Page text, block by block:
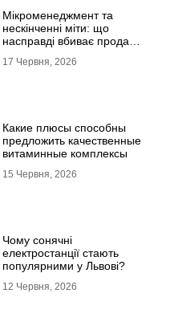
Мікроменеджмент та
нескінченні міти: що
насправді вбиває продажі
17 Червня, 2026
Какие плюсы способны
предложить качественные
витаминные комплексы
15 Червня, 2026
Чому сонячні
електростанції стають
популярними у Львові?
12 Червня, 2026